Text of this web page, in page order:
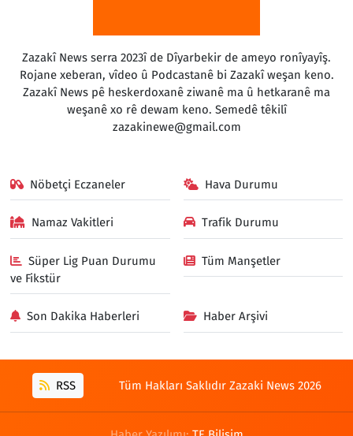
Zazakî News serra 2023î de Dîyarbekir de ameyo ronîyayîş.
Rojane xeberan, vîdeo û Podcastanê bi Zazakî weşan keno.
Zazakî News pê heskerdoxanê ziwanê ma û hetkaranê ma
weşanê xo rê dewam keno. Semedê têkilî
zazakinewe@gmail.com
Nöbetçi Eczaneler Hava Durumu
Namaz Vakitleri Trafik Durumu
Süper Lig Puan Durumu
ve Fikstür
Tüm Manşetler
Son Dakika Haberleri Haber Arşivi
RSS Tüm Hakları Saklıdır Zazaki News 2026